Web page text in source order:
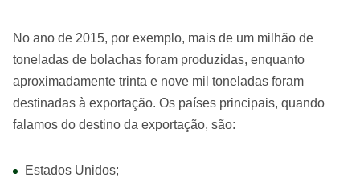
No ano de 2015, por exemplo, mais de um milhão de
toneladas de bolachas foram produzidas, enquanto
aproximadamente trinta e nove mil toneladas foram
destinadas à exportação. Os países principais, quando
falamos do destino da exportação, são:
Estados Unidos;